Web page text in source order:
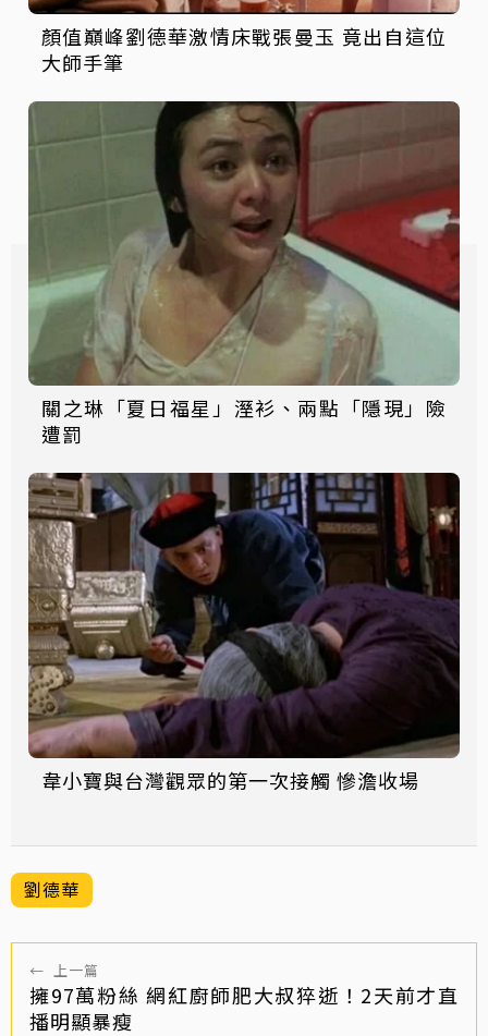
顏值巔峰劉德華激情床戰張曼玉 竟出自這位
大師手筆
關之琳「夏日福星」溼衫、兩點「隱現」險
遭罰
韋小寶與台灣觀眾的第一次接觸 慘澹收場
劉德華
← 上一篇
擁97萬粉絲 網紅廚師肥大叔猝逝！2天前才直
播明顯暴瘦